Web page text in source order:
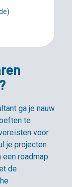
ga je nauw
te
voor
je projecten
roadmap
de